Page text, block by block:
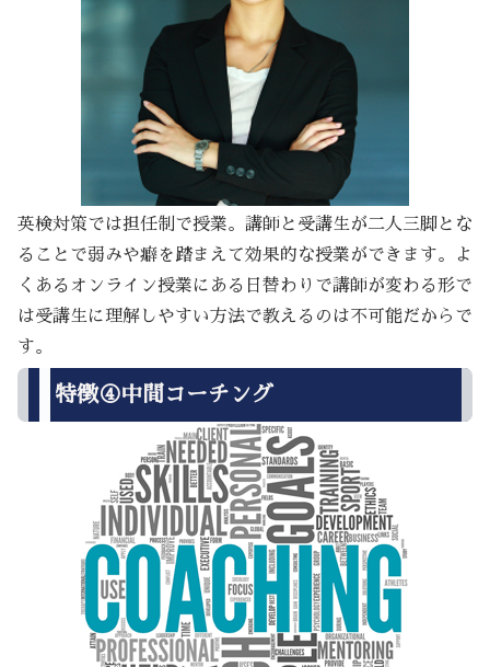
英検対策では担任制で授業。講師と受講生が二人三脚とな
ることで弱みや癖を踏まえて効果的な授業ができます。よ
くあるオンライン授業にある日替わりで講師が変わる形で
は受講生に理解しやすい方法で教えるのは不可能だからで
す。
特徴④中間コーチング